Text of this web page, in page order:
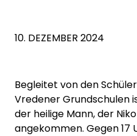
10. DEZEMBER 2024
Begleitet von den
Vredener Grundschulen
der heilige Mann, der
angekommen. Gegen